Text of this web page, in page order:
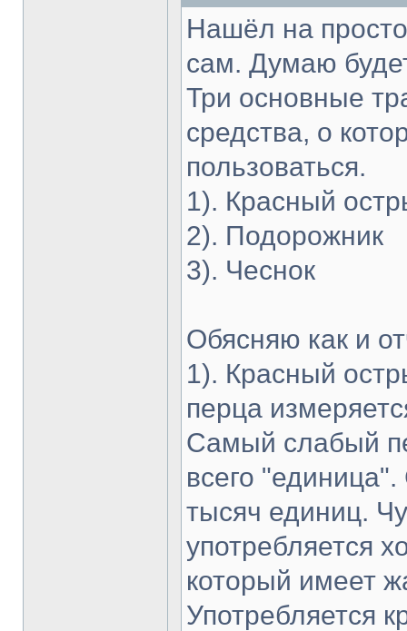
Нашёл на
сам. Думаю
Три основные
средства, о
пользоваться.
1). Красный
2). Подорожник
3). Чеснок
Обясняю как и
1). Красный
перца
Самый слабый
всего
тысяч единиц.
употребляется
который имеет
Употребляется